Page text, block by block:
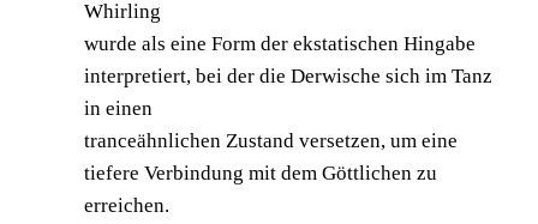
Whirling
wurde als eine Form der ekstatischen Hingabe
interpretiert, bei der die Derwische sich im Tanz
in einen
tranceähnlichen Zustand versetzen, um eine
tiefere Verbindung mit dem Göttlichen zu
erreichen.